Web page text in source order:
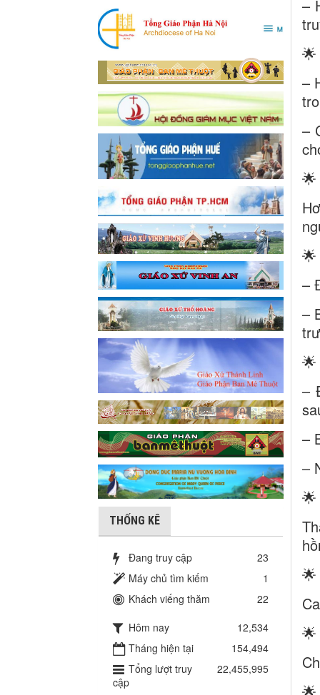
–
🌟
–
–
–
–
–
–
–
THỐNG KÊ
Đang truy cập
23
Máy chủ tìm kiếm
1
Khách viếng thăm
22
Hôm nay
12,534
Tháng hiện tại
154,494
Tổng lượt truy
cập
22,455,995